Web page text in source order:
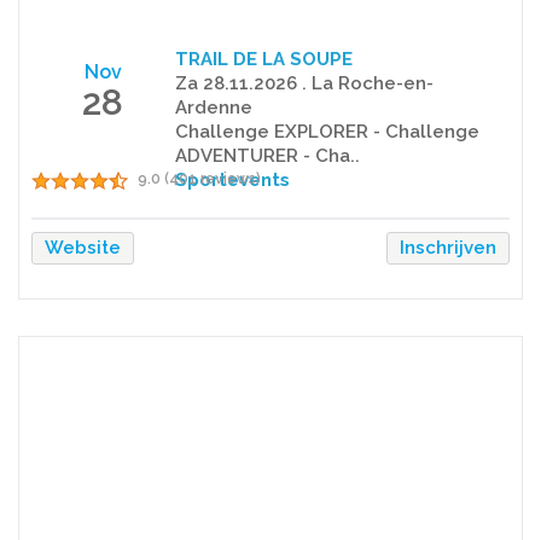
Nov
28
TRAIL DE LA SOUPE
Za 28.11.2026 . La Roche-en-
Ardenne
Challenge EXPLORER - Challenge
ADVENTURER - Cha..
Sportevents
9.0 (401 reviews)
Website Inschrijven